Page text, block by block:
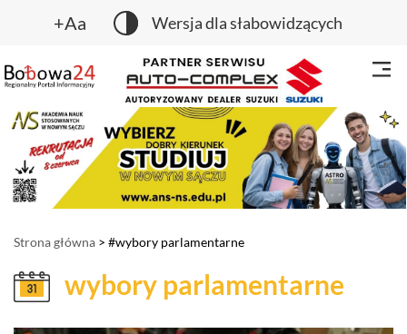
+Aa Wersja dla słabowidzących
Strona główna > #wybory parlamentarne
wybory parlamentarne